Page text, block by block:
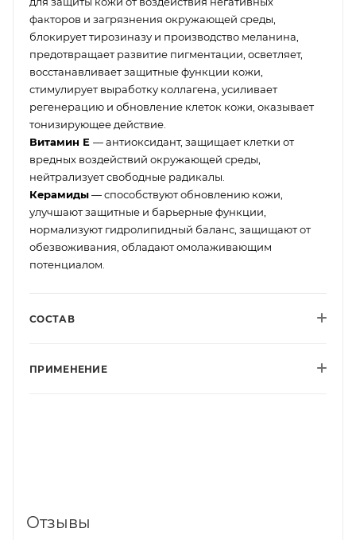
факторов и загрязнения окружающей среды,
блокирует тирозиназу и производство меланина,
предотвращает развитие пигментации, осветляет,
восстанавливает защитные функции кожи,
стимулирует выработку коллагена, усиливает
регенерацию и обновление клеток кожи, оказывает
тонизирующее действие.
Витамин Е — антиоксидант, защищает клетки от
вредных воздействий окружающей среды,
нейтрализует свободные радикалы.
Керамиды— способствуют обновлению кожи,
улучшают защитные и барьерные функции,
нормализуют гидролипидный баланс, защищают от
обезвоживания, обладают омолаживающим
потенциалом.
СОСТАВ
ПРИМЕНЕНИЕ
Отзывы